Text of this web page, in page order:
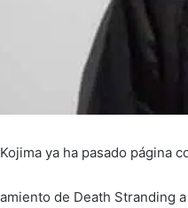
ya ha pasado página
de Death Stranding